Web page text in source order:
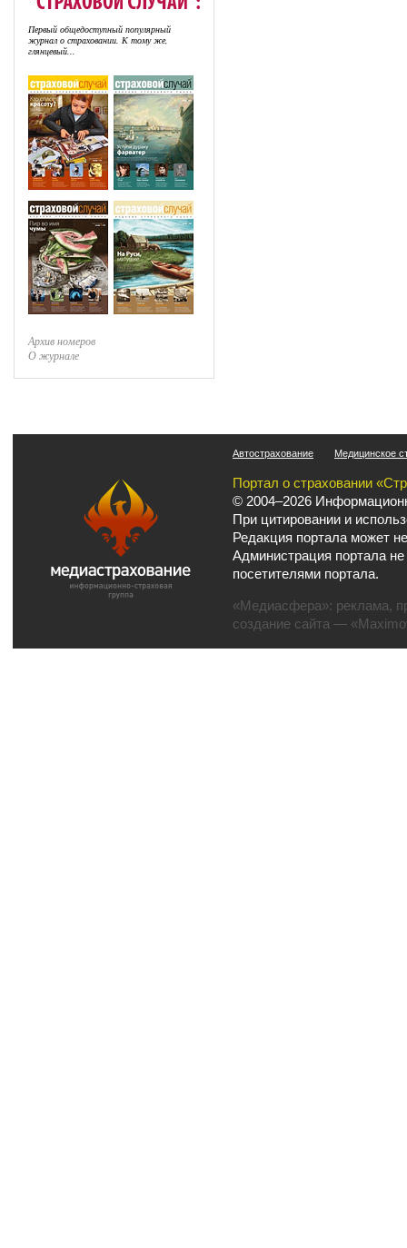
Первый общедоступный популярный
журнал о страховании. К тому же,
глянцевый...
Архив номеров
О журнале
Автострахование Медицинское
Портал о страховании
© 2004–2026
При цитировании и
Редакция портала может
Администрация портала
посетителями портала.
«Медиасфера»: реклама,
создание сайта —